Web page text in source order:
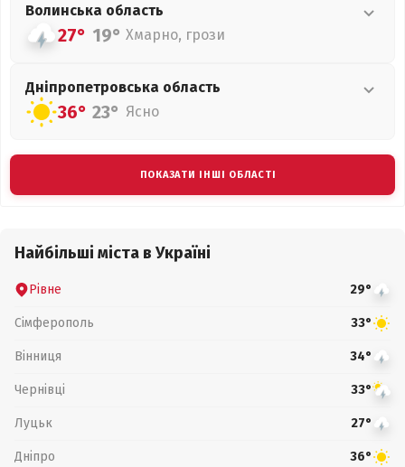
Волинська область
27° 19° Хмарно, грози
Дніпропетровська область
36° 23° Ясно
ПОКАЗАТИ ІНШІ ОБЛАСТІ
Найбільші міста в Україні
Рівне 29°
Сімферополь 33°
Вінниця 34°
Чернівці 33°
Луцьк 27°
Дніпро 36°